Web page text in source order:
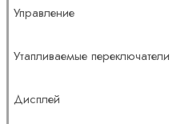
Управление
Утапливаемые переключатели
Дисплей